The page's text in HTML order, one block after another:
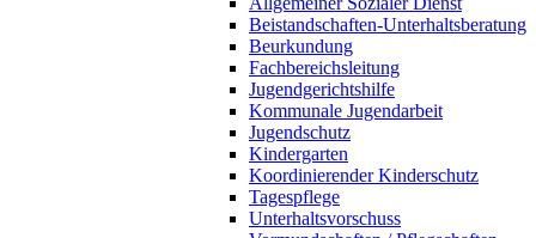
Beistandschaften-Unterhaltsberatung
Beurkundung
Fachbereichsleitung
Jugendgerichtshilfe
Kommunale Jugendarbeit
Jugendschutz
Kindergarten
Koordinierender Kinderschutz
Tagespflege
Unterhaltsvorschuss